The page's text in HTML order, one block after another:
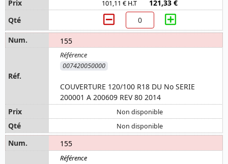
101,11 € H.T 121,33 €
155
007420050000
COUVERTURE 120/100 R18 DU No SERIE
200001 A 200609 REV 80 2014
Non disponible
Non disponible
155